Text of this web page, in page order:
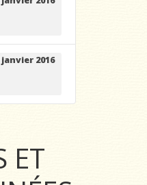
janvier 2016
ET